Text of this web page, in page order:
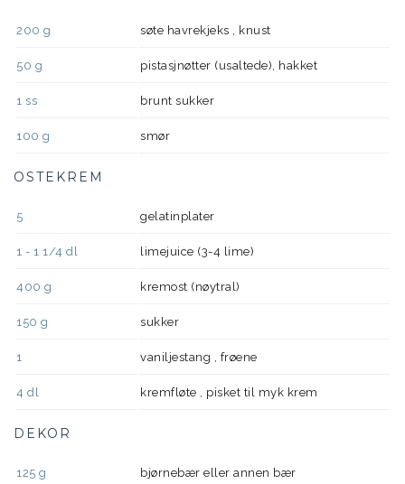
200 g søte havrekjeks , knust
50 g pistasjnøtter (usaltede), hakket
1 ss brunt sukker
100 g smør
OSTEKREM
5 gelatinplater
1 - 1 1/4 dl limejuice (3-4 lime)
400 g kremost (nøytral)
150 g sukker
1 vaniljestang , frøene
4 dl kremfløte , pisket til myk krem
DEKOR
125 g bjørnebær eller annen bær